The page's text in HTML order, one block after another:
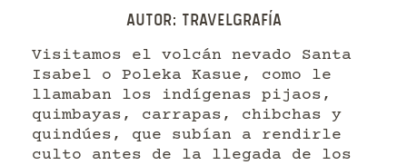
Autor: Travelgrafía
Visitamos el volcán nevado Santa
Isabel o Poleka Kasue, como le
llamaban los indígenas pijaos,
quimbayas, carrapas, chibchas y
quindúes, que subían a rendirle
culto antes de la llegada de los